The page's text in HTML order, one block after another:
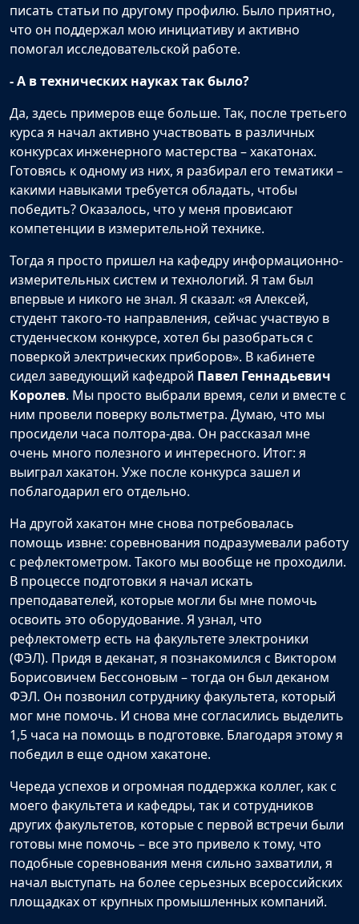
писать статьи по другому профилю. Было приятно,
что он поддержал мою инициативу и активно
помогал исследовательской работе.
- А в технических науках так было?
Да, здесь примеров еще больше. Так, после третьего
курса я начал активно участвовать в различных
конкурсах инженерного мастерства – хакатонах.
Готовясь к одному из них, я разбирал его тематики –
какими навыками требуется обладать, чтобы
победить? Оказалось, что у меня провисают
компетенции в измерительной технике.
Тогда я просто пришел на кафедру информационно-
измерительных систем и технологий. Я там был
впервые и никого не знал. Я сказал: «я Алексей,
студент такого-то направления, сейчас участвую в
студенческом конкурсе, хотел бы разобраться с
поверкой электрических приборов». В кабинете
сидел заведующий кафедрой Павел Геннадьевич
Королев. Мы просто выбрали время, сели и вместе с
ним провели поверку вольтметра. Думаю, что мы
просидели часа полтора-два. Он рассказал мне
очень много полезного и интересного. Итог: я
выиграл хакатон. Уже после конкурса зашел и
поблагодарил его отдельно.
На другой хакатон мне снова потребовалась
помощь извне: соревнования подразумевали работу
с рефлектометром. Такого мы вообще не проходили.
В процессе подготовки я начал искать
преподавателей, которые могли бы мне помочь
освоить это оборудование. Я узнал, что
рефлектометр есть на факультете электроники
(ФЭЛ). Придя в деканат, я познакомился с Виктором
Борисовичем Бессоновым – тогда он был деканом
ФЭЛ. Он позвонил сотруднику факультета, который
мог мне помочь. И снова мне согласились выделить
1,5 часа на помощь в подготовке. Благодаря этому я
победил в еще одном хакатоне.
Череда успехов и огромная поддержка коллег, как с
моего факультета и кафедры, так и сотрудников
других факультетов, которые с первой встречи были
готовы мне помочь – все это привело к тому, что
подобные соревнования меня сильно захватили, я
начал выступать на более серьезных всероссийских
площадках от крупных промышленных компаний.